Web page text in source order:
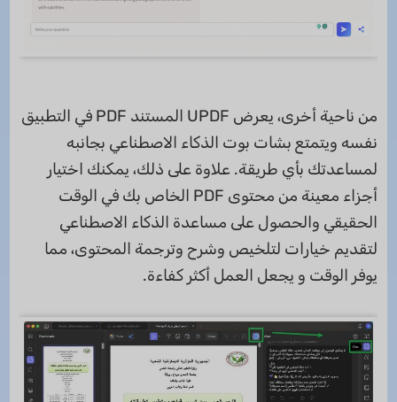
من ناحية أخرى، يعرض UPDF المستند PDF في التطبيق
نفسه ويتمتع بشات بوت الذكاء الاصطناعي بجانبه
لمساعدتك بأي طريقة. علاوة على ذلك، يمكنك اختيار
أجزاء معينة من محتوى PDF الخاص بك في الوقت
الحقيقي والحصول على مساعدة الذكاء الاصطناعي
لتقديم خيارات لتلخيص وشرح وترجمة المحتوى، مما
يوفر الوقت و يجعل العمل أكثر كفاءة.